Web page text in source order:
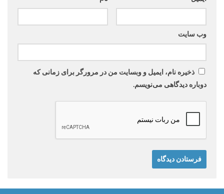
وب‌ سایت
ذخیره نام، ایمیل و وبسایت من در مرورگر برای زمانی که
دوباره دیدگاهی می‌نویسم.